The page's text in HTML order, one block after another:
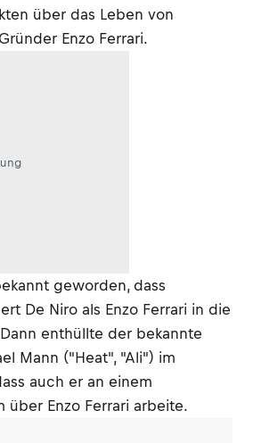
über das Leben von
Enzo Ferrari.
geworden, dass
De Niro als Enzo Ferrari in die
enthüllte der bekannte
Mann ("Heat", "Ali") im
auch er an einem
über Enzo Ferrari arbeite.